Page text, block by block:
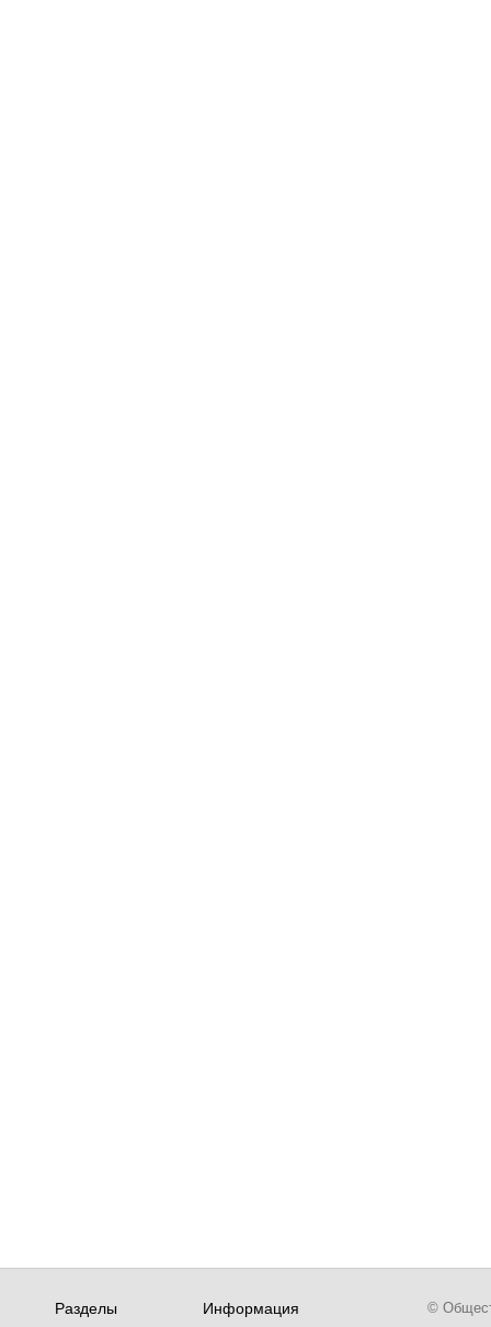
Разделы Информация ©